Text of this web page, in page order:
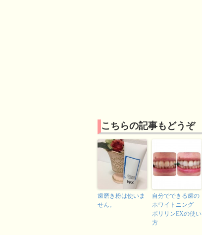
こちらの記事もどうぞ
歯磨き粉は使いま
せん。
自分でできる歯の
ホワイトニング
ポリリンEXの使い
方